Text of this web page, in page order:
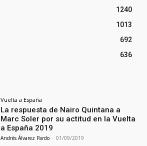
1240
1013
692
636
Vuelta a España
La respuesta de Nairo Quintana a
Marc Soler por su actitud en la Vuelta
a España 2019
Andrés Álvarez Pardo - 01/09/2019